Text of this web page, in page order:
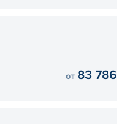
от 83 786